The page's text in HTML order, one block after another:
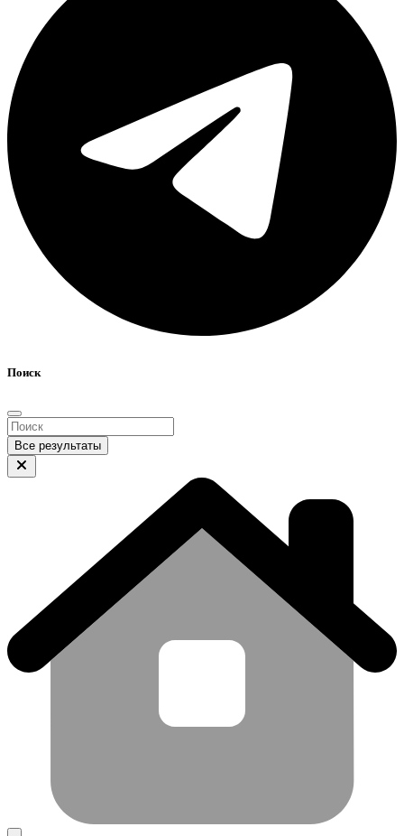
Поиск
Все результаты